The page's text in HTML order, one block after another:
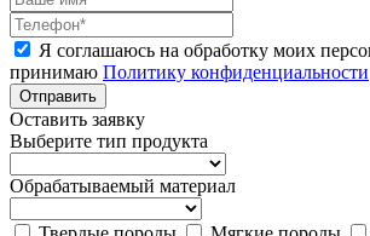
Я соглашаюсь на обработку моих
принимаю Политику конфиденциальности
Отправить
Оставить заявку
Выберите тип продукта
Обрабатываемый материал